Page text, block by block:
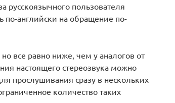
русскоязычного пользователя
по-английски на обращение по-
все равно ниже, чем у аналогов от
настоящего стереозвука можно
прослушивания сразу в нескольких
количество таких